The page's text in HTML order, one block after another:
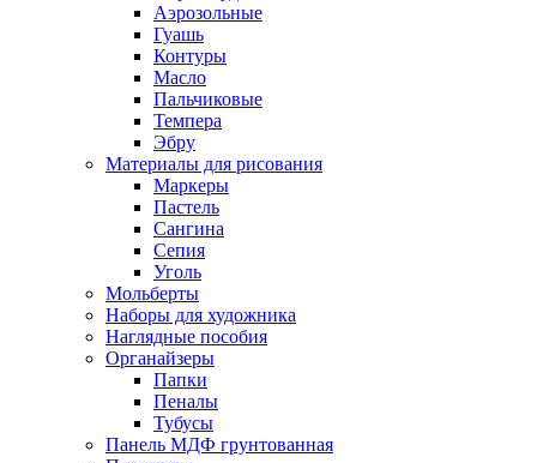
Аэрозольные
Гуашь
Контуры
Масло
Пальчиковые
Темпера
Эбру
Материалы для рисования
Маркеры
Пастель
Сангина
Сепия
Уголь
Мольберты
Наборы для художника
Наглядные пособия
Органайзеры
Папки
Пеналы
Тубусы
Панель МДФ грунтованная